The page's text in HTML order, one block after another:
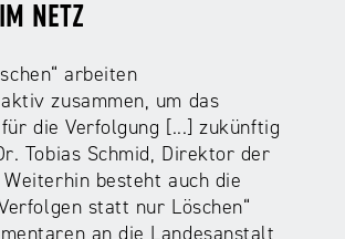
NETZ
arbeiten
zusammen, um das
die Verfolgung [...] zukünftig
Tobias Schmid, Direktor der
besteht auch die
statt nur Löschen“